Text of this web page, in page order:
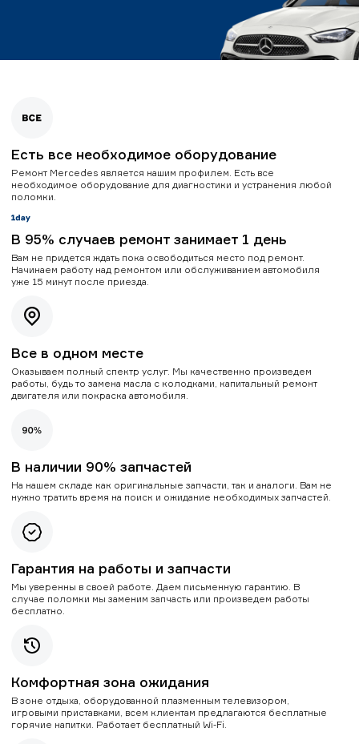
Есть все необходимое оборудование
Ремонт Mercedes является нашим профилем. Есть все
необходимое оборудование для диагностики и устранения любой
поломки.
В 95% случаев ремонт занимает 1 день
Вам не придется ждать пока освободиться место под ремонт.
Начинаем работу над ремонтом или обслуживанием автомобиля
уже 15 минут после приезда.
Все в одном месте
Оказываем полный спектр услуг. Мы качественно произведем
работы, будь то замена масла с колодками, капитальный ремонт
двигателя или покраска автомобиля.
В наличии 90% запчастей
На нашем складе как оригинальные запчасти, так и аналоги. Вам не
нужно тратить время на поиск и ожидание необходимых запчастей.
Гарантия на работы и запчасти
Мы уверенны в своей работе. Даем письменную гарантию. В
случае поломки мы заменим запчасть или произведем работы
бесплатно.
Комфортная зона ожидания
В зоне отдыха, оборудованной плазменным телевизором,
игровыми приставками, всем клиентам предлагаются бесплатные
горячие напитки. Работает бесплатный Wi-Fi.